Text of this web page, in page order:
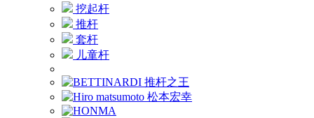
挖起杆
推杆
套杆
儿童杆